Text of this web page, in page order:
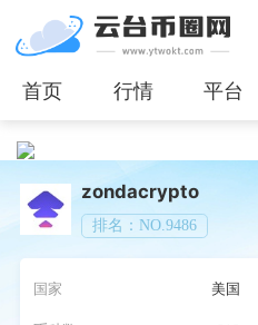
首页 行情 平台
zondacrypto
排名：NO.9486
国家 美国